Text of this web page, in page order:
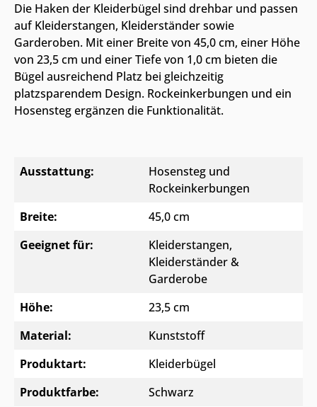
Die Haken der Kleiderbügel sind drehbar und passen
auf Kleiderstangen, Kleiderständer sowie
Garderoben. Mit einer Breite von 45,0 cm, einer Höhe
von 23,5 cm und einer Tiefe von 1,0 cm bieten die
Bügel ausreichend Platz bei gleichzeitig
platzsparendem Design. Rockeinkerbungen und ein
Hosensteg ergänzen die Funktionalität.
Ausstattung:
Hosensteg und
Rockeinkerbungen
Breite:
45,0 cm
Geeignet für:
Kleiderstangen,
Kleiderständer &
Garderobe
Höhe:
23,5 cm
Material:
Kunststoff
Produktart:
Kleiderbügel
Produktfarbe:
Schwarz